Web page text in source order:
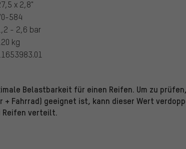
x 2,8"
584
- 2,6 bar
kg
Belastbarkeit für einen Reifen. Um zu
+ Fahrrad) geeignet ist, kann dieser Wert
Reifen verteilt.